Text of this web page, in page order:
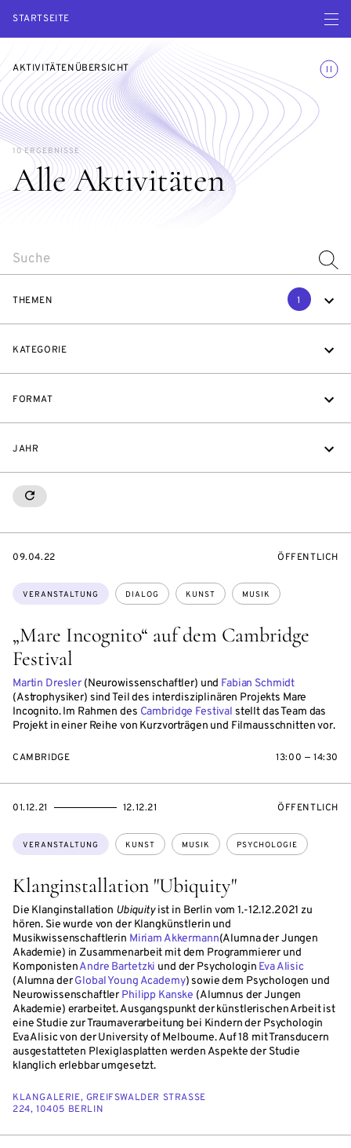
STARTSEITE Menü
AKTIVITÄTENÜBERSICHT
Alle Aktivitäten
10 ERGEBNISSE
THEMEN 1
KATEGORIE
FORMAT
JAHR
RESETALL
„Mare Incognito“ auf dem Cambridge
Festival
Martin Dresler (Neurowissenschaftler) und Fabian Schmidt
(Astrophysiker) sind Teil des interdisziplinären Projekts Mare
Incognito. Im Rahmen des Cambridge Festival stellt das Team das
Projekt in einer Reihe von Kurzvorträgen und Filmausschnitten vor.
Themen:
VERANSTALTUNG DIALOG KUNST MUSIK
EVENTBEGINSON
09.04.22 ÖFFENTLICH
CAMBRIDGE 13:00 — 14:30
Klanginstallation "Ubiquity"
Die Klanginstallation Ubiquityist in Berlin vom 1.-12.12.2021 zu
hören. Sie wurde von der Klangkünstlerin und
Musikwissenschaftlerin Miriam Akkermann(Alumna der Jungen
Akademie) in Zusammenarbeit mit dem Programmierer und
KomponistenAndre Bartetzki und der Psychologin Eva Alisic
(Alumna derGlobal Young Academy) sowie dem Psychologen und
NeurowissenschaftlerPhilipp Kanske (Alumnus der Jungen
Akademie) erarbeitet. Ausgangspunkt der künstlerischen Arbeit ist
eine Studie zur Traumaverarbeitung bei Kindern der Psychologin
Eva Alisic von der University of Melbourne. Auf 18 mit Transducern
ausgestatteten Plexiglasplatten werden Aspekte der Studie
klanglich erlebbar umgesetzt.
Themen:
VERANSTALTUNG KUNST MUSIK PSYCHOLOGIE
EVENTBEGINSON
01.12.21
EVENTENDSON 12.12.21 ÖFFENTLICH
KLANGALERIE, GREIFSWALDER STRASSE 2
24, 10405 BERLIN